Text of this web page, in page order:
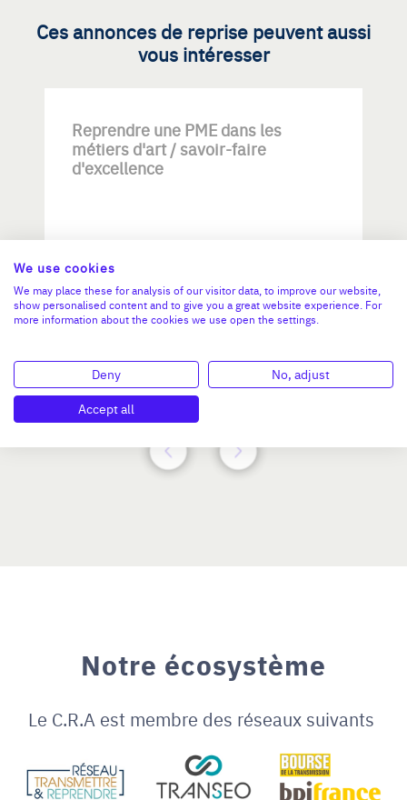
Ces annonces de reprise peuvent aussi
vous intéresser
Reprendre une PME dans les
métiers d'art / savoir-faire
d'excellence
Investissement max:
>2 M€ et <= 5 M€
N°47264
Notre écosystème
Le C.R.A est membre des réseaux suivants
We use cookies
We may place these for analysis of our visitor data, to improve our website,
show personalised content and to give you a great website experience. For
more information about the cookies we use open the settings.
Deny
No, adjust
Accept all